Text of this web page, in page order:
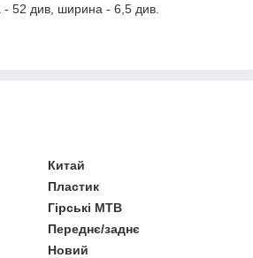
52 див, ширина - 6,5 див.
Китай
Пластик
Гірські MTB
Переднє/заднє
Новий